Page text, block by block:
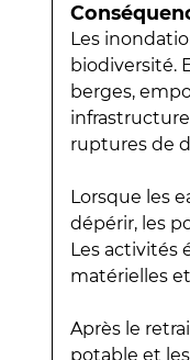
Les
biodiversité.
berges,
ruptures de
Lorsque les
dépérir, les
Les activités
matérielles
Après le
potable et